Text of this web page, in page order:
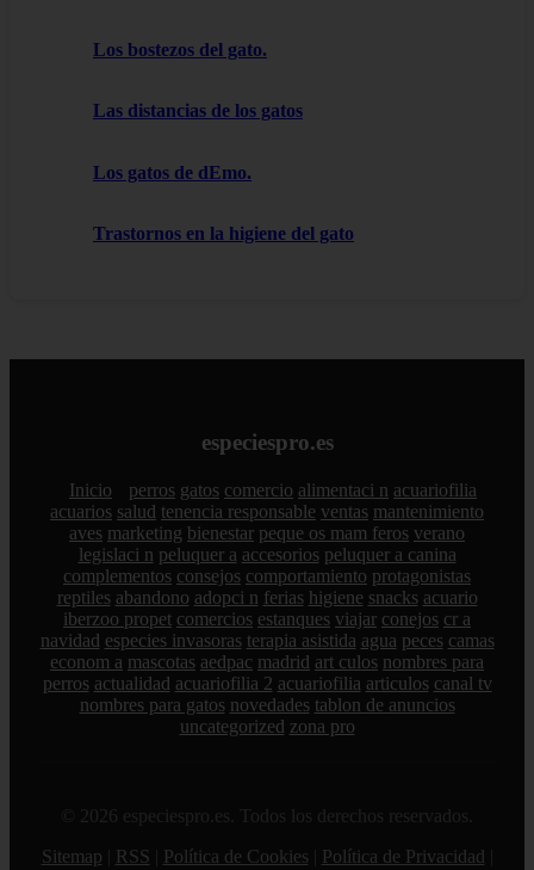
Los bostezos del gato.
Las distancias de los gatos
Los gatos de dEmo.
Trastornos en la higiene del gato
especiespro.es
Inicio perros gatos comercio alimentaci n acuariofilia
acuarios salud tenencia responsable ventas mantenimiento
aves marketing bienestar peque os mam feros verano
legislaci n peluquer a accesorios peluquer a canina
complementos consejos comportamiento protagonistas
reptiles abandono adopci n ferias higiene snacks acuario
iberzoo propet comercios estanques viajar conejos cr a
navidad especies invasoras terapia asistida agua peces camas
econom a mascotas aedpac madrid art culos nombres para
perros actualidad acuariofilia 2 acuariofilia articulos canal tv
nombres para gatos novedades tablon de anuncios
uncategorized zona pro
© 2026 especiespro.es. Todos los derechos reservados.
Sitemap
RSS Política de Cookies Política de Privacidad